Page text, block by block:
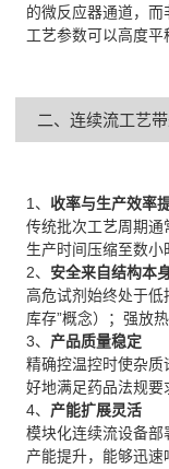
的微反应器通道，而
工艺参数可以高度平
二、连续流工艺
1、 收率与生产效率
传统批次工艺周期
生产时间压缩至数小
2、 安全来自结构本
高危试剂始终处于低
库存”概念）；强放
3、 产品质量稳定
精确控温控时使杂
好地满足药品法规要
4、 产能扩展灵活
模块化连续流设备
产能提升，能够迅速